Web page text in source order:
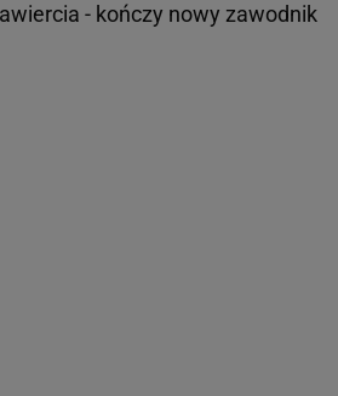
- kończy nowy zawodnik